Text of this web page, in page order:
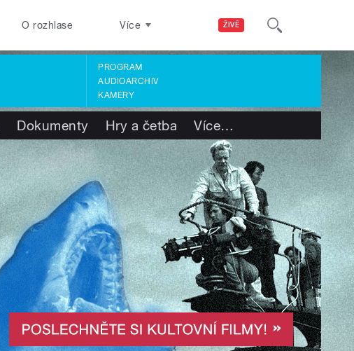
ŽIVĚ
O rozhlase Více
PROGRAM
AUDIOARCHIV
KAMERY
Dokumenty Hry a četba Více…